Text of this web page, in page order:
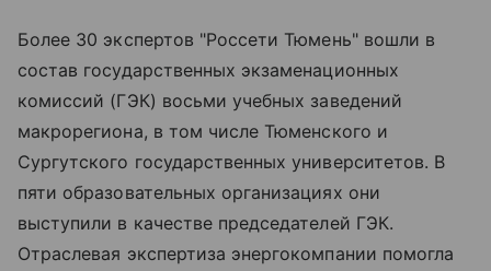
Более 30 экспертов "Россети Тюмень" вошли в
состав государственных экзаменационных
комиссий (ГЭК) восьми учебных заведений
макрорегиона, в том числе Тюменского и
Сургутского государственных университетов. В
пяти образовательных организациях они
выступили в качестве председателей ГЭК.
Отраслевая экспертиза энергокомпании помогла